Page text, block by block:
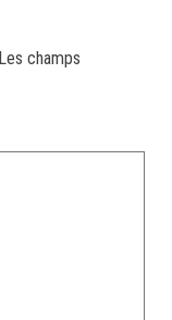
Les champs